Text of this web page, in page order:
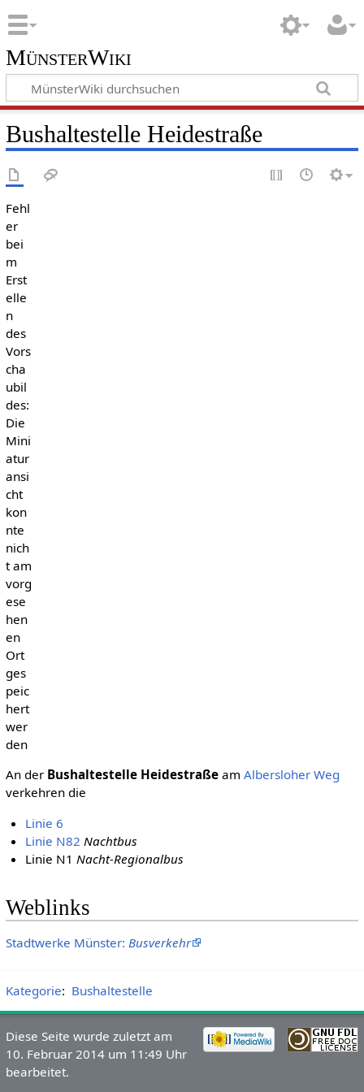
MünsterWiki
Bushaltestelle Heidestraße
Fehl
er
bei
m
Erst
elle
n
des
Vors
cha
ubil
des:
Die
Mini
atur
ansi
cht
kon
nte
nich
t am
vorg
ese
hen
en
Ort
ges
peic
hert
wer
den
An der Bushaltestelle Heidestraßeam Albersloher Weg
verkehren die
Linie 6
Linie N82 Nachtbus
Linie N1 Nacht-Regionalbus
Weblinks
Stadtwerke Münster: Busverkehr
Kategorie: Bushaltestelle
Diese Seite wurde zuletzt am
10. Februar 2014 um 11:49 Uhr
bearbeitet.